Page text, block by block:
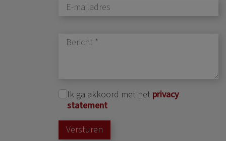
Ik ga akkoord met het privacy
statement
Versturen